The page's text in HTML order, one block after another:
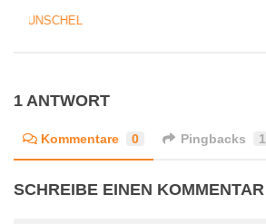
WUNSCHEL
1 ANTWORT
Kommentare 0 Pingbacks 1
SCHREIBE EINEN KOMMENTAR